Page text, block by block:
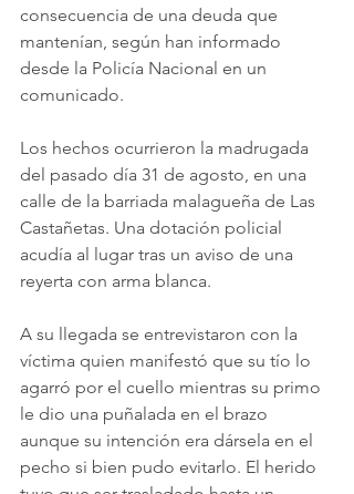
consecuencia de una deuda que
mantenían, según han informado
desde la Policía Nacional en un
comunicado.
Los hechos ocurrieron la madrugada
del pasado día 31 de agosto, en una
calle de la barriada malagueña de Las
Castañetas. Una dotación policial
acudía al lugar tras un aviso de una
reyerta con arma blanca.
A su llegada se entrevistaron con la
víctima quien manifestó que su tío lo
agarró por el cuello mientras su primo
le dio una puñalada en el brazo
aunque su intención era dársela en el
pecho si bien pudo evitarlo. El herido